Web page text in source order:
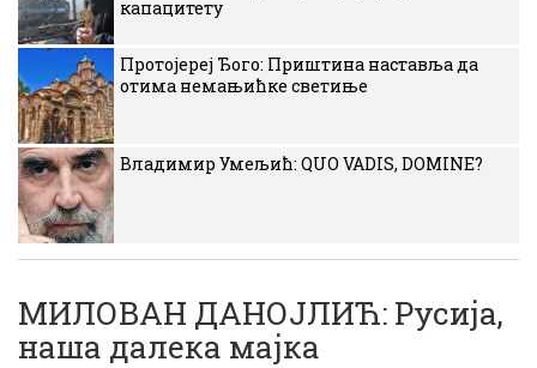
капацитету
Протојереј Ђого: Приштина наставља да
отима немањићке светиње
Владимир Умељић: QUO VADIS, DOMINE?
МИЛОВАН ДАНОЈЛИЋ: Русија,
наша далека мајка